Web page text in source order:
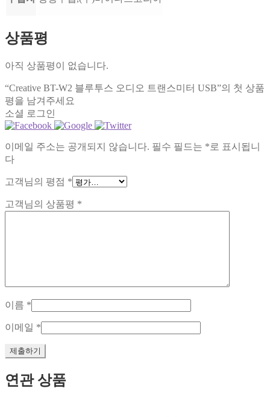
상품평
아직 상품평이 없습니다.
“Creative BT-W2 블루투스 오디오 트랜스미터 USB”의 첫 상품
평을 남겨주세요
소셜 로그인
이메일 주소는 공개되지 않습니다. 필수 필드는 * 로 표시됩니
다
고객님의 평점 *
고객님의 상품평 *
이름 *
이메일 *
연관 상품